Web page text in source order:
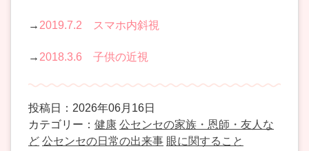
→ 2019.7.2 スマホ内斜視
→ 2018.3.6 子供の近視
投稿日：2026年06月16日
カテゴリー： 健康 公センセの家族・恩師・友人な
ど 公センセの日常の出来事 眼に関すること